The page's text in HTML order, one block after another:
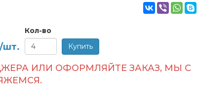
шт.
Кол-во
ИЛИ ОФОРМЛЯЙТЕ ЗАКАЗ, МЫ С